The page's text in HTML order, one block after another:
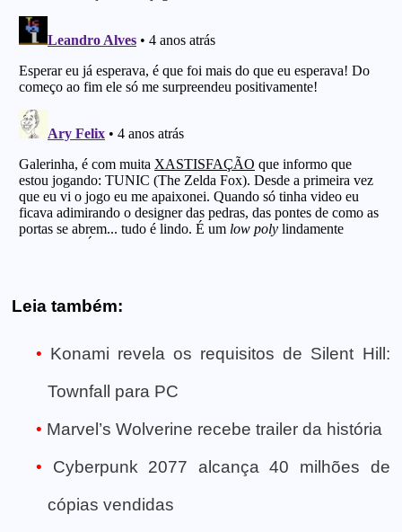
Leia também:
Konami revela os requisitos de Silent Hill:
Townfall para PC
Marvel’s Wolverine recebe trailer da história
Cyberpunk 2077 alcança 40 milhões de
cópias vendidas